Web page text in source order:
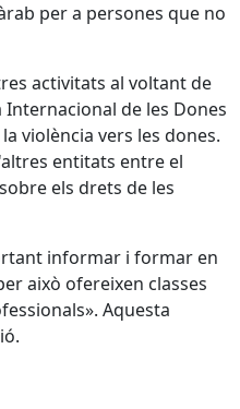
per a persones que no
activitats al voltant de
de les Dones
violència vers les dones.
entitats entre el
els drets de les
informar i formar en
això ofereixen classes
Aquesta